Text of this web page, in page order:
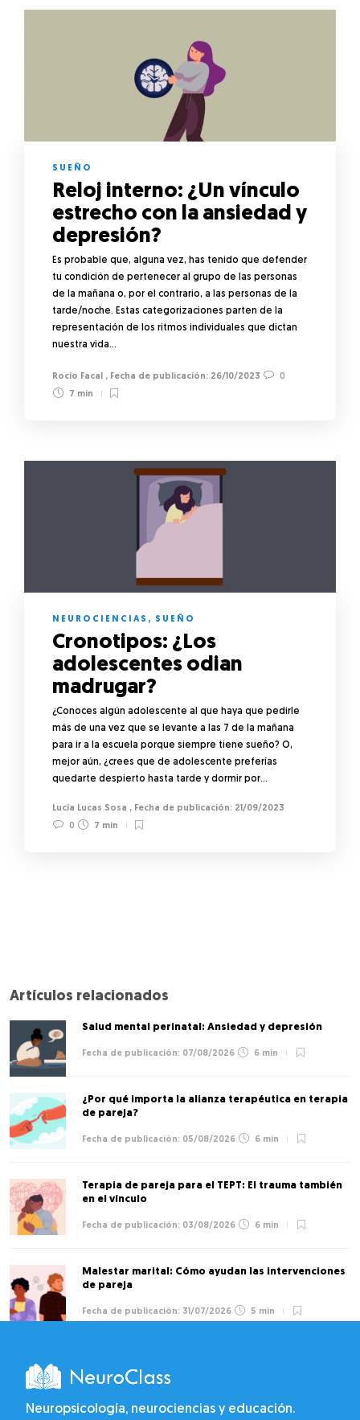
SUEÑO
Reloj interno: ¿Un vínculo
estrecho con la ansiedad y
depresión?
Es probable que, alguna vez, has tenido que defender
tu condición de pertenecer al grupo de las personas
de la mañana o, por el contrario, a las personas de la
tarde/noche. Estas categorizaciones parten de la
representación de los ritmos individuales que dictan
nuestra vida…
Rocío Facal , 26/10/2023
0
7 min
NEUROCIENCIAS , SUEÑO
Cronotipos: ¿Los
adolescentes odian
madrugar?
¿Conoces algún adolescente al que haya que pedirle
más de una vez que se levante a las 7 de la mañana
para ir a la escuela porque siempre tiene sueño? O,
mejor aún, ¿crees que de adolescente preferías
quedarte despierto hasta tarde y dormir por…
Lucía Lucas Sosa ,
21/09/2023
0
7 min
Artículos relacionados
Salud mental perinatal: Ansiedad y depresión
07/08/2026 6 min
¿Por qué importa la alianza terapéutica en terapia
de pareja?
05/08/2026 6 min
Terapia de pareja para el TEPT: El trauma también
en el vínculo
03/08/2026 6 min
Malestar marital: Cómo ayudan las intervenciones
de pareja
31/07/2026 5 min
Neuropsicología, neurociencias y educación.